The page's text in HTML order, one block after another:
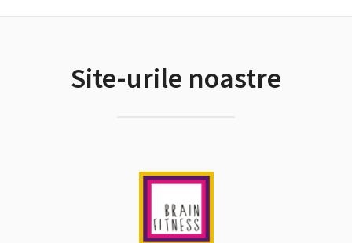
Site-urile noastre